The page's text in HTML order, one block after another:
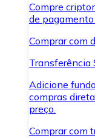
Compre
de
Comprar com
Transferência
Adicione
compras
preço.
Comprar com